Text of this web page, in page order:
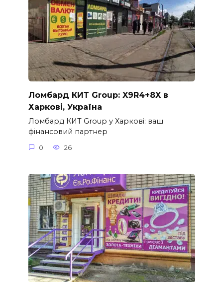
Ломбард КИТ Group: X9R4+8X в
Харкові, Україна
Ломбард КИТ Group у Харкові: ваш
фінансовий партнер
0 26